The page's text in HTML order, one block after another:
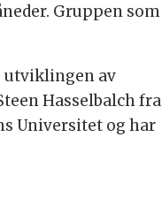
Gruppen som
utviklingen av
Hasselbalch fra
Universitet og har